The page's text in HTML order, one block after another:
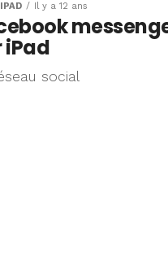
Il y a 12 ans
iPad
social